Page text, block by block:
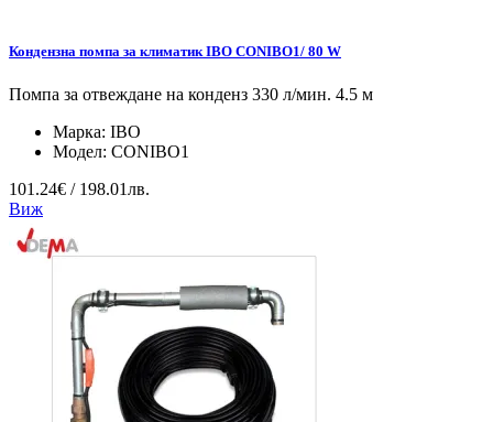
Кондензна помпа за климатик IBO CONIBO1/ 80 W
Помпа за отвеждане на конденз 330 л/мин. 4.5 м
Марка: IBO
Модел: CONIBO1
101.24€ / 198.01лв.
Виж